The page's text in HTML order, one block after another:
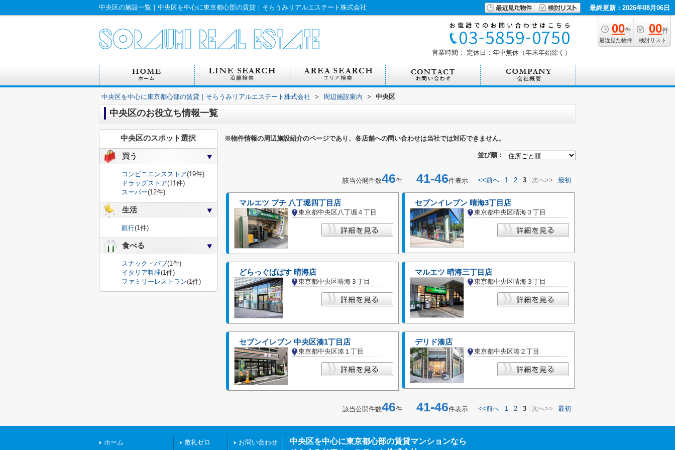
中央区の施設一覧｜中央区を中心に東京都心部の賃貸｜そらうみリアルエステート株式会社 最終更新：2026年08月06日
00件
最近見た物件
00件
検討リスト
営業時間： 定休日：年中無休（年末年始除く）
中央区を中心に東京都心部の賃貸｜そらうみリアルエステート株式会社 > 周辺施設案内 > 中央区
中央区のお役立ち情報一覧
※物件情報の周辺施設紹介のページであり、各店舗への問い合わせは当社では対応できません。
並び順：
該当公開件数46件 41-46件表示 <<前へ 1 2 3 次へ>> 最初
マルエツ プチ 八丁堀四丁目店
東京都中央区八丁堀４丁目
セブンイレブン 晴海3丁目店
東京都中央区晴海３丁目
どらっぐぱぱす 晴海店
東京都中央区晴海３丁目
マルエツ 晴海三丁目店
東京都中央区晴海３丁目
セブンイレブン 中央区湊1丁目店
東京都中央区湊１丁目
デリド湊店
東京都中央区湊２丁目
該当公開件数46件 41-46件表示 <<前へ 1 2 3 次へ>> 最初
中央区のスポット選択
買う
コンビニエンスストア(19件)
ドラッグストア(11件)
スーパー(12件)
生活
銀行(1件)
食べる
スナック・パブ(1件)
イタリア料理(1件)
ファミリーレストラン(1件)
ホーム 敷礼ゼロ お問い合わせ
中央区を中心に東京都心部の賃貸マンションなら